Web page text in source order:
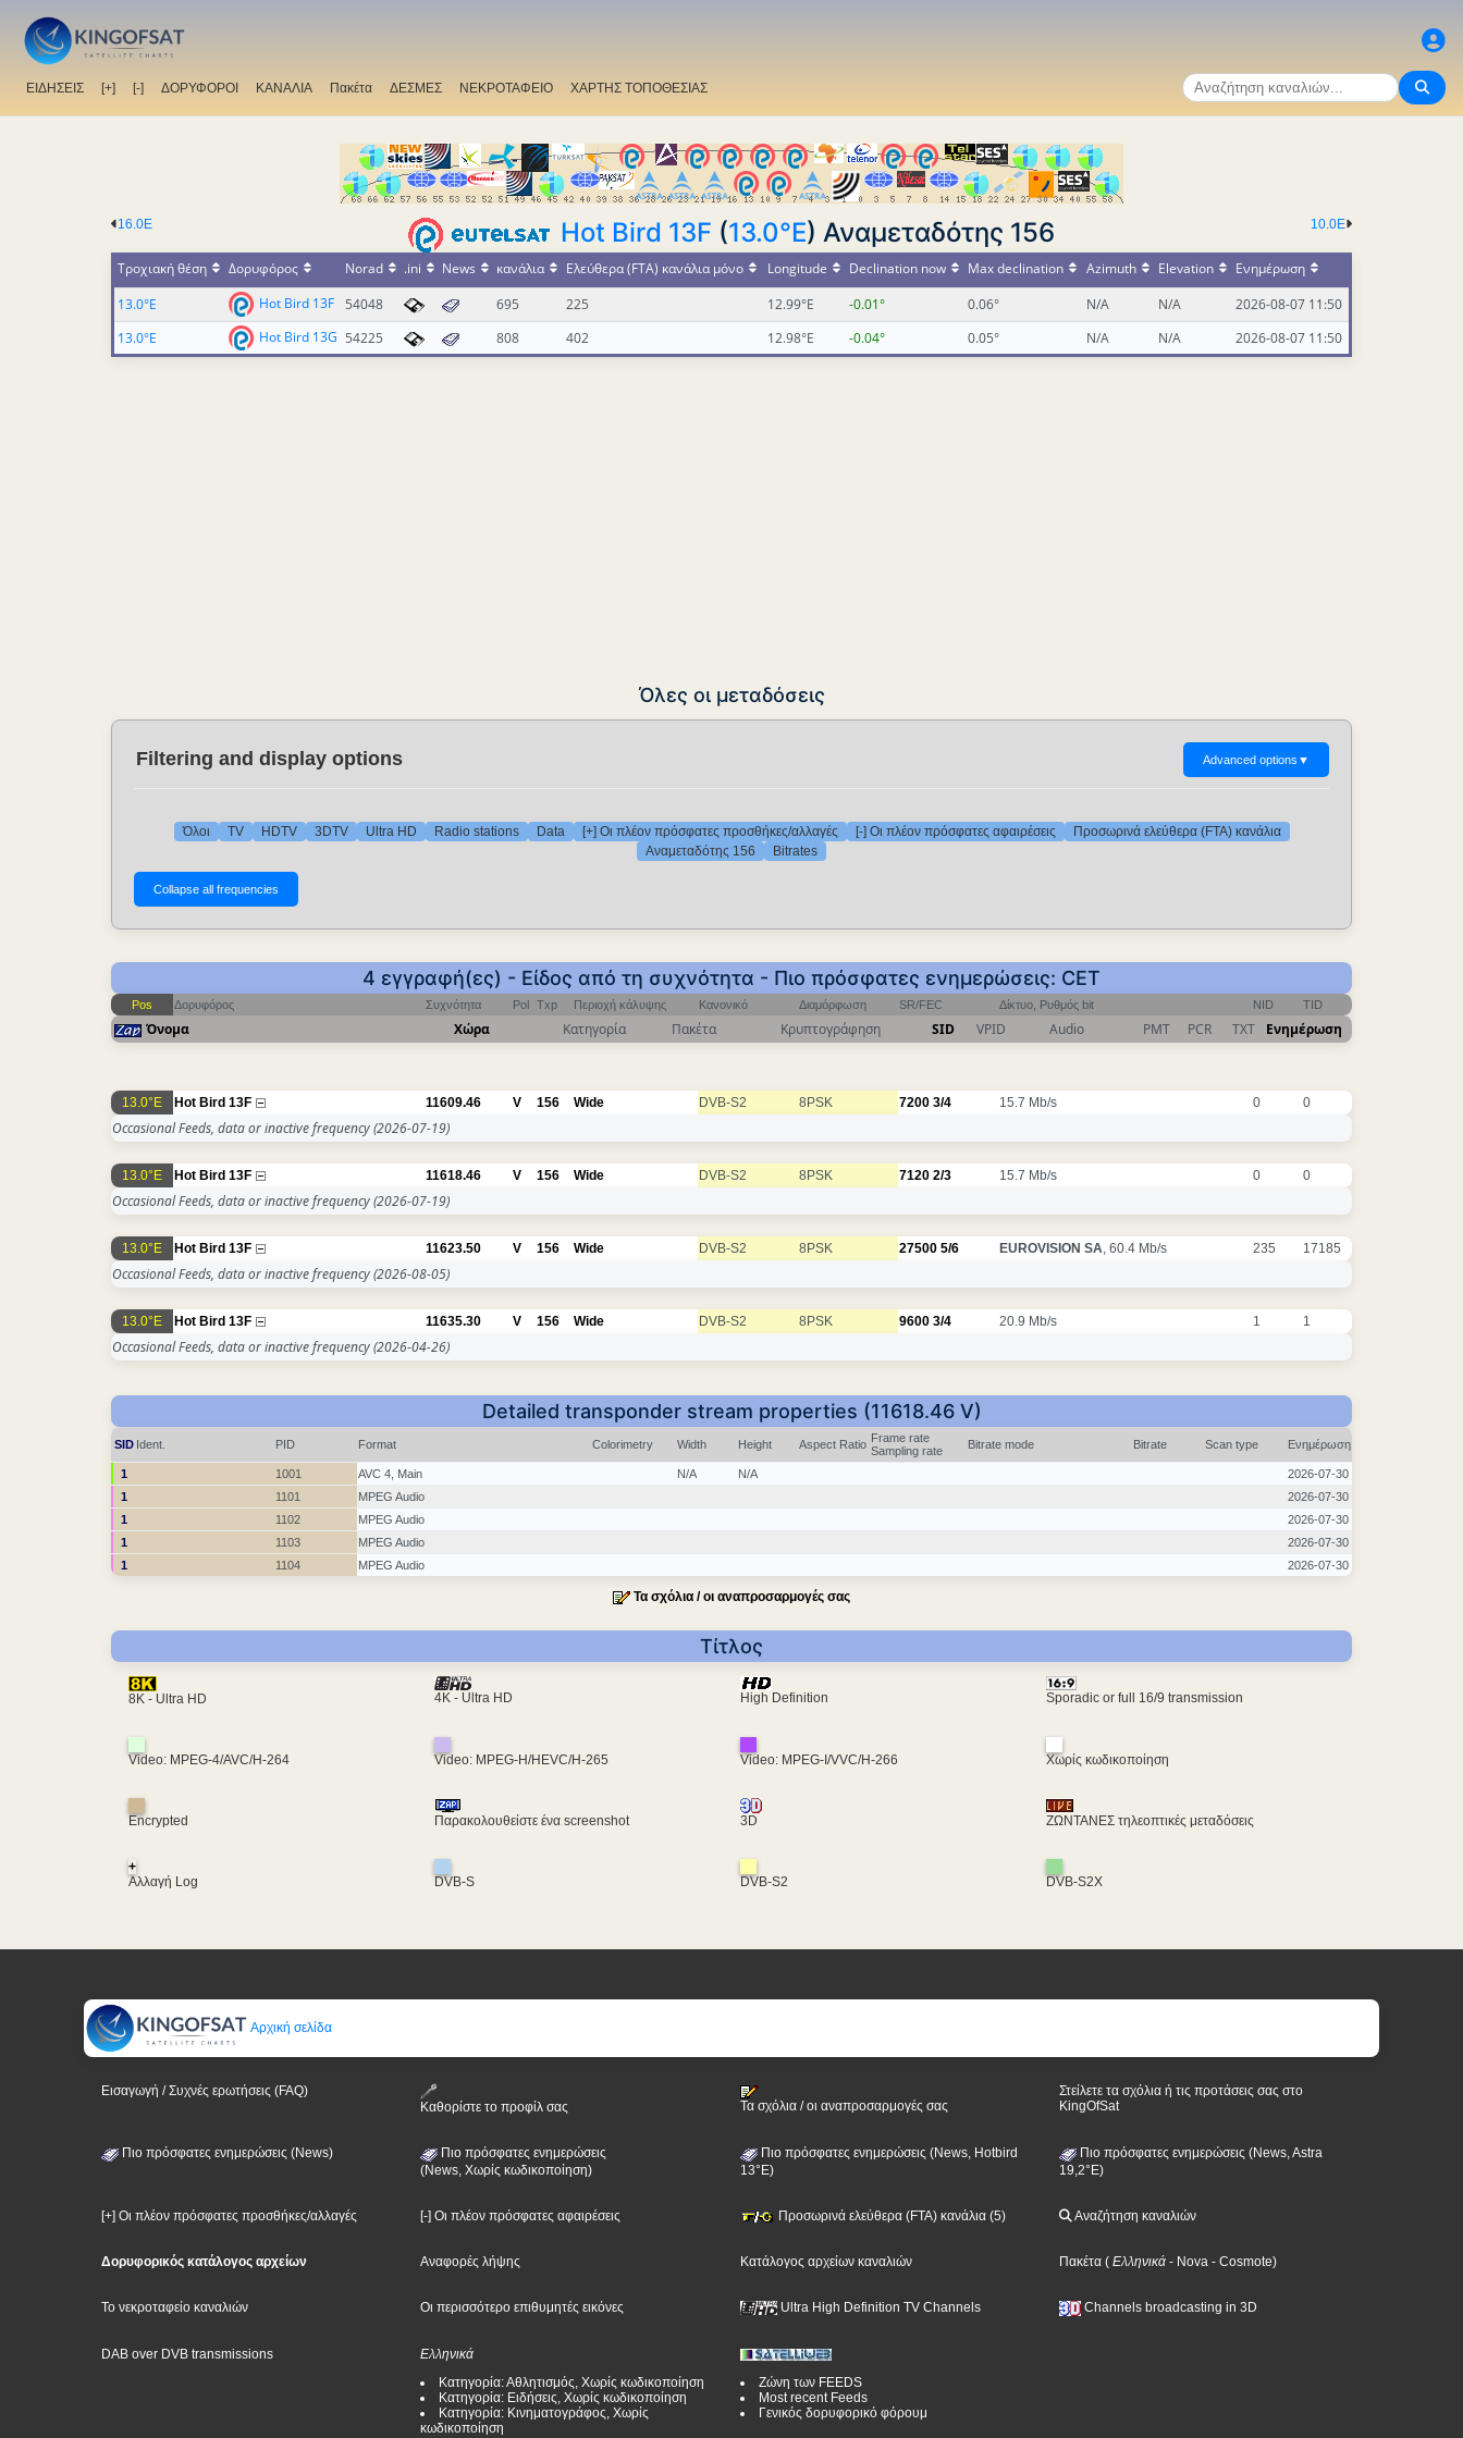
ΕΙΔΗΣΕΙΣ [+] [-] ΔΟΡΥΦΟΡΟΙ ΚΑΝΑΛΙΑ Πακέτα ΔΕΣΜΕΣ ΝΕΚΡΟΤΑΦΕΙΟ ΧΑΡΤΗΣ ΤΟΠΟΘΕΣΙΑΣ
10.0E
16.0E Hot Bird 13F (13.0°E) Αναμεταδότης 156
Τροχιακή θέση Δορυφόρος Norad .ini News κανάλια Ελεύθερα (FTA) κανάλια μόνο Longitude Declination now Max declination Azimuth Elevation
Ενημέρωση
13.0°E
Hot Bird 13F 54048 695 225 12.99°E -0.01° 0.06° N/A N/A
2026-08-07 11:50
13.0°E
Hot Bird 13G 54225 808 402 12.98°E -0.04° 0.05° N/A N/A 2026-08-07 11:50
Όλες οι μεταδόσεις
Filtering and display options Advanced options ▼
Όλοι TV HDTV 3DTV Ultra HD Radio stations Data [+] Οι πλέον πρόσφατες προσθήκες/αλλαγές [-] Οι πλέον πρόσφατες αφαιρέσεις
Προσωρινά ελεύθερα (FTA) κανάλια
Αναμεταδότης 156
Bitrates
4 εγγραφή(ες) - Είδος από τη συχνότητα - Πιο πρόσφατες ενημερώσεις: CET
Pos Δορυφόρος Συχνότητα Pol Txp Περιοχή κάλυψης Κανονικό Διαμόρφωση SR/FEC Δίκτυο, Ρυθμός bit NID TID
Όνομα Χώρα Κατηγορία Πακέτα Κρυπτογράφηση SID VPID Audio PMT PCR TXT Ενημέρωση
13.0°E Hot Bird 13F 11609.46 V 156 Wide DVB-S2 8PSK 7200 3/4 15.7 Mb/s 0 0
Occasional Feeds, data or inactive frequency(2026-07-19)
13.0°E Hot Bird 13F 11618.46 V 156 Wide DVB-S2 8PSK 7120 2/3 15.7 Mb/s 0 0
Occasional Feeds, data or inactive frequency(2026-07-19)
13.0°E Hot Bird 13F 11623.50 V 156 Wide DVB-S2 8PSK 27500 5/6 EUROVISION SA , 60.4 Mb/s 235 17185
Occasional Feeds, data or inactive frequency(2026-08-05)
13.0°E Hot Bird 13F 11635.30 V 156 Wide DVB-S2 8PSK 9600 3/4 20.9 Mb/s 1 1
Occasional Feeds, data or inactive frequency(2026-04-26)
Detailed transponder stream properties (11618.46 V)
SID Ident. PID Format Colorimetry Width Height Aspect Ratio Frame rate
Sampling rate
Bitrate mode Bitrate Scan type Ενημέρωση
1 1001 AVC 4, Main N/A N/A
2026-07-30
1
1101 MPEG Audio
2026-07-30
1
1102 MPEG Audio
2026-07-30
1
1103 MPEG Audio
2026-07-30
1
1104 MPEG Audio 2026-07-30
Τα σχόλια / οι αναπροσαρμογές σας
Τίτλος
8K - Ultra HD 4K - Ultra HD High Definition Sporadic or full 16/9 transmission
Video: MPEG-4/AVC/H-264 Video: MPEG-H/HEVC/H-265 Video: MPEG-I/VVC/H-266 Χωρίς κωδικοποίηση
Encrypted Παρακολουθείστε ένα screenshot 3D ΖΩΝΤΑΝΕΣ τηλεοπτικές μεταδόσεις
+
Αλλαγή Log
DVB-S DVB-S2 DVB-S2X
Αρχική σελίδα
Εισαγωγή / Συχνές ερωτήσεις (FAQ)
Καθορίστε το προφίλ σας
Τα σχόλια / οι αναπροσαρμογές σας
Στείλετε τα σχόλια ή τις προτάσεις σας στο
KingOfSat
Πιο πρόσφατες ενημερώσεις (News)
Πιο πρόσφατες ενημερώσεις
(News, Χωρίς κωδικοποίηση)
Πιο πρόσφατες ενημερώσεις (News, Hotbird
13°E)
Πιο πρόσφατες ενημερώσεις (News, Astra
19,2°E)
[+] Οι πλέον πρόσφατες προσθήκες/αλλαγές [-] Οι πλέον πρόσφατες αφαιρέσεις Προσωρινά ελεύθερα (FTA) κανάλια (5) Αναζήτηση καναλιών
Δορυφορικός κατάλογος αρχείων Αναφορές λήψης Κατάλογος αρχείων καναλιών Πακέτα ( Ελληνικά - Nova - Cosmote)
Το νεκροταφείο καναλιών Οι περισσότερο επιθυμητές εικόνες Ultra High Definition TV Channels Channels broadcasting in 3D
DAB over DVB transmissions
Ελληνικά
Κατηγορία: Αθλητισμός, Χωρίς κωδικοποίηση
Κατηγορία: Ειδήσεις, Χωρίς κωδικοποίηση
Κατηγορία: Κινηματογράφος, Χωρίς
κωδικοποίηση
Ζώνη των FEEDS
Most recent Feeds
Γενικός δορυφορικό φόρουμ